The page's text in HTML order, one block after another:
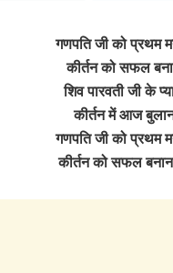
गणपति जी को प्रथम
कीर्तन को सफल
शिव पारवती जी के
कीर्तन में आज
गणपति जी को प्रथम
कीर्तन को सफल